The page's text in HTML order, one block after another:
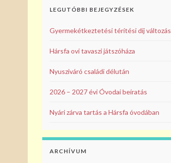
LEGUTÓBBI BEJEGYZÉSEK
Gyermekétkeztetési térítési díj változás
Hársfa ovi tavaszi játszóháza
Nyusziváró családi délután
2026 – 2027 évi Óvodai beíratás
Nyári zárva tartás a Hársfa óvodában
ARCHÍVUM